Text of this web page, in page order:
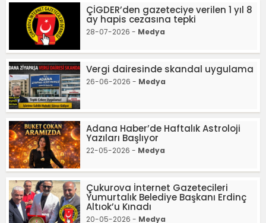
ÇİGDER’den gazeteciye verilen 1 yıl 8
ay hapis cezasına tepki
28-07-2026 - Medya
Vergi dairesinde skandal uygulama
26-06-2026 - Medya
Adana Haber’de Haftalık Astroloji
Yazıları Başlıyor
22-05-2026 - Medya
Çukurova İnternet Gazetecileri
Yumurtalık Belediye Başkanı Erdinç
Altıok’u Kınadı
20-05-2026 - Medya